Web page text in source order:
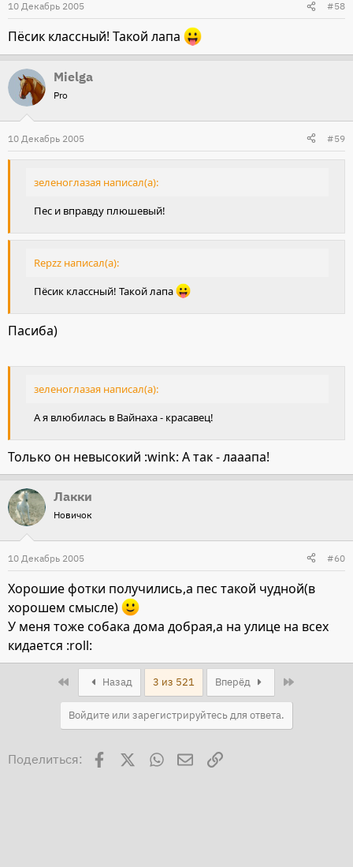
10 Декабрь 2005 #58
Пёсик классный! Такой лапа
Mielga
Pro
10 Декабрь 2005 #59
зеленоглазая написал(а):
Пес и вправду плюшевый!
Repzz написал(а):
Пёсик классный! Такой лапа
Пасиба)
зеленоглазая написал(а):
А я влюбилась в Вайнаха - красавец!
Только он невысокий :wink: А так - лааапа!
Лакки
Новичок
10 Декабрь 2005 #60
Хорошие фотки получились,а пес такой чудной(в
хорошем смысле)
У меня тоже собака дома добрая,а на улице на всех
кидается :roll:
Назад 3 из 521 Вперёд
Войдите или зарегистрируйтесь для ответа.
Поделиться: Facebook WhatsAppЭлектронная почта
Ссылка